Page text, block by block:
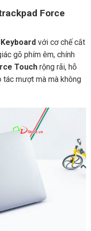
Force
với cơ chế cắt
gõ phím êm, chính
Touchrộng rãi, hỗ
tác mượt mà mà không